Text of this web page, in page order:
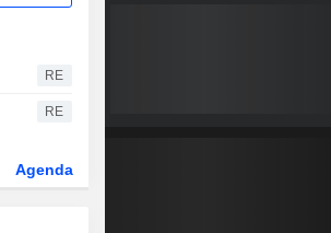
RE
RE
Agenda